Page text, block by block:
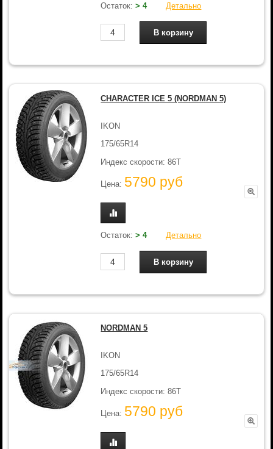
Остаток:> 4 Детально
CHARACTER ICE 5 (NORDMAN 5)
IKON
175/65R14
Индекс скорости: 86T
Цена: 5790 руб
Остаток:> 4 Детально
NORDMAN 5
IKON
175/65R14
Индекс скорости: 86T
Цена: 5790 руб